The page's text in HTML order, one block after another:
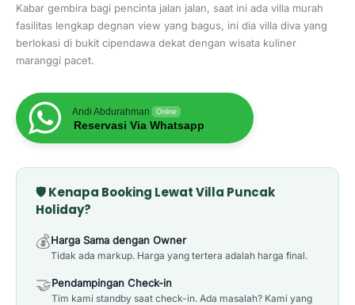
Kabar gembira bagi pencinta jalan jalan, saat ini ada villa murah
fasilitas lengkap degnan view yang bagus, ini dia villa diva yang
berlokasi di bukit cipendawa dekat dengan wisata kuliner
maranggi pacet.
Andi Abdurahman Online
Reservasi Via Whatsapp
🛡️ Kenapa Booking Lewat Villa Puncak
Holiday?
💰Harga Sama dengan Owner
Tidak ada markup. Harga yang tertera adalah harga final.
🤝Pendampingan Check-in
Tim kami standby saat check-in. Ada masalah? Kami yang